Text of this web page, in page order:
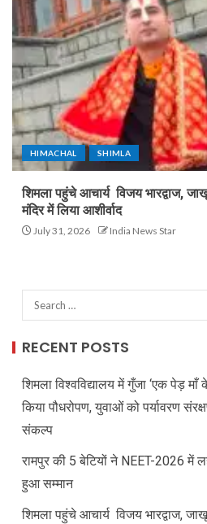
HIMACHAL SHIMLA
शिमला पहुंचे आचार्य विजय भारद्वाज,
मंदिर में लिया आशीर्वाद
July 31, 2026 India News Star
RECENT POSTS
शिमला विश्वविद्यालय में गुँजा ‘एक पेड़
किया पौधरोपण, युवाओं को पर्यावरण
संकल्प
रामपुर की 5 बेटियों ने NEET-2026 में
हुआ सम्मान
शिमला पहुंचे आचार्य विजय भारद्वाज,